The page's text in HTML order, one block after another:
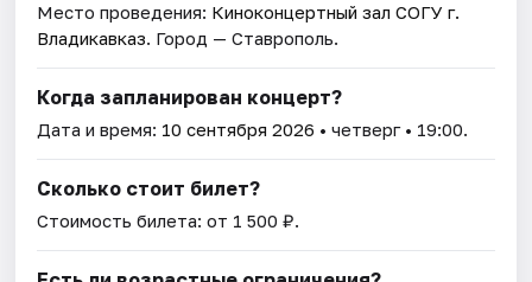
Место проведения: Киноконцертный зал СОГУ г.
Владикавказ. Город — Ставрополь.
Когда запланирован концерт?
Дата и время: 10 сентября 2026 • четверг • 19:00.
Сколько стоит билет?
Стоимость билета: от 1 500 ₽.